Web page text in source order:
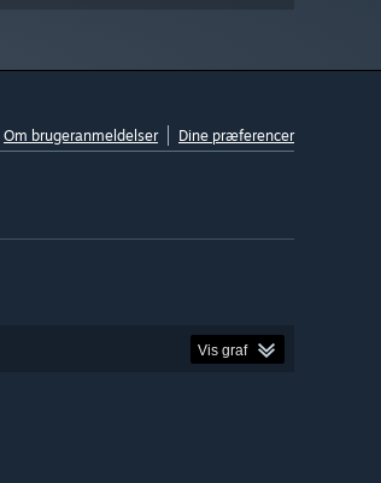
Om brugeranmeldelser Dine præferencer
Vis graf